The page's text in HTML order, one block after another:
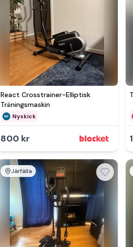
React Crosstrainer-Elliptisk
Träningsmaskin
Nyskick
800 kr
Se mer hos
Järfälla